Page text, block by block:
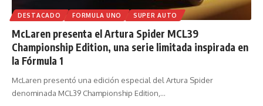
DESTACADO FORMULA UNO SUPER AUTO
McLaren presenta el Artura Spider MCL39
Championship Edition, una serie limitada inspirada en
la Fórmula 1
McLaren presentó una edición especial del Artura Spider
denominada MCL39 Championship Edition, …